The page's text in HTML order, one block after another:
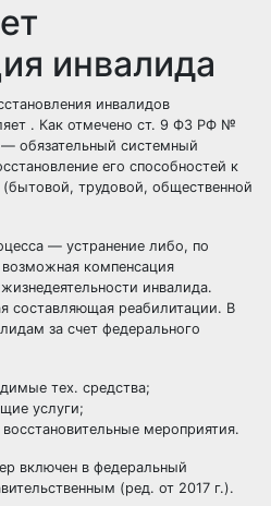
инвалида
инвалидов
. Как отмечено ст. 9 ФЗ РФ №
обязательный системный
его способностей к
трудовой, общественной
— устранение либо, по
компенсация
инвалида.
составляющая реабилитации. В
за счет федерального
тех. средства;
услуги;
мероприятия.
включен в федеральный
(ред. от 2017 г.).